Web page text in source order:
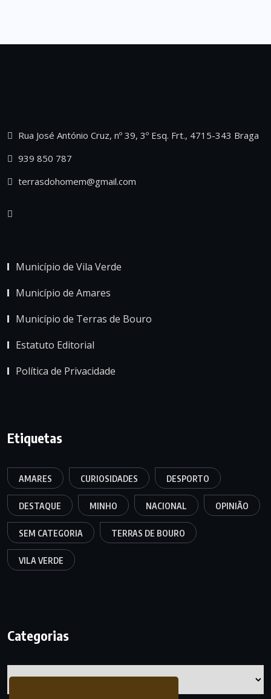
Rua José António Cruz, nº 39, 3º Esq. Frt., 4715-343 Braga
939 850 787
terrasdohomem@gmail.com
Município de Vila Verde
Município de Amares
Município de Terras de Bouro
Estatuto Editorial
Política de Privacidade
Etiquetas
AMARES CURIOSIDADES DESPORTO
DESTAQUE MINHO NACIONAL OPINIÃO
SEM CATEGORIA TERRAS DE BOURO
VILA VERDE
Categorias